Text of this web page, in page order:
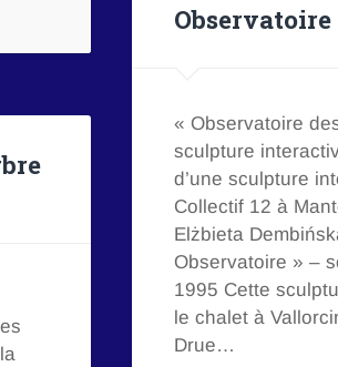
Observatoire
« Observatoire
sculpture
d’une sculpture
Collectif 12 à
Elżbieta
Observatoire » –
1995 Cette
le chalet à
Drue…